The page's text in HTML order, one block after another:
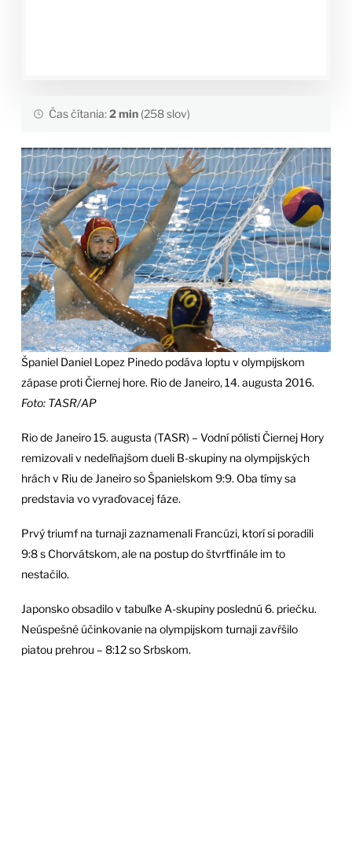
Čas čítania:2 min(258 slov)
Španiel Daniel Lopez Pinedo podáva loptu v olympijskom
zápase proti Čiernej hore. Rio de Janeiro, 14. augusta 2016.
Foto: TASR/AP
Rio de Janeiro 15. augusta (TASR) – Vodní pólisti Čiernej Hory
remizovali v nedeľňajšom dueli B-skupiny na olympijských
hrách v Riu de Janeiro so Španielskom 9:9. Oba tímy sa
predstavia vo vyraďovacej fáze.
Prvý triumf na turnaji zaznamenali Francúzi, ktorí si poradili
9:8 s Chorvátskom, ale na postup do štvrťfinále im to
nestačilo.
Japonsko obsadilo v tabuľke A-skupiny poslednú 6. priečku.
Neúspešné účinkovanie na olympijskom turnaji zavŕšilo
piatou prehrou – 8:12 so Srbskom.